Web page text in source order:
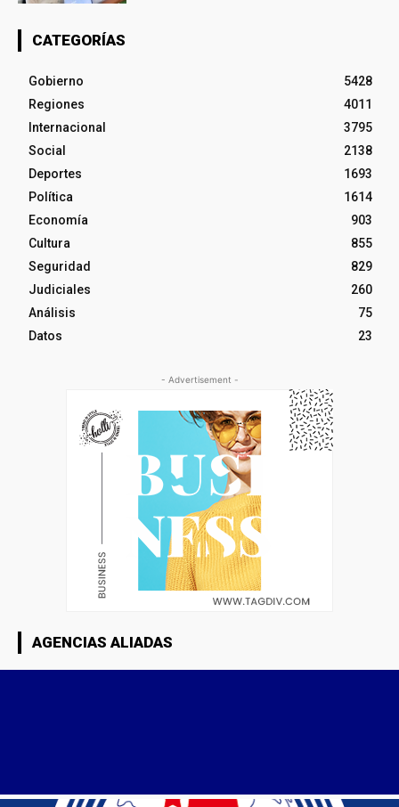
CATEGORÍAS
Gobierno
5428
Regiones
4011
Internacional
3795
Social
2138
Deportes
1693
Política
1614
Economía
903
Cultura
855
Seguridad
829
Judiciales
260
Análisis
75
Datos
23
- Advertisement -
AGENCIAS ALIADAS